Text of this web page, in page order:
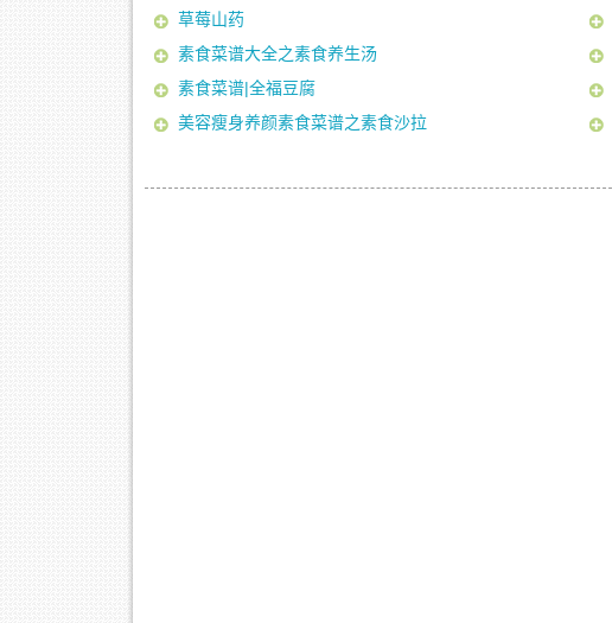
草莓山药
素食菜谱大全之素食养生汤
素食菜谱|全福豆腐
美容瘦身养颜素食菜谱之素食沙拉